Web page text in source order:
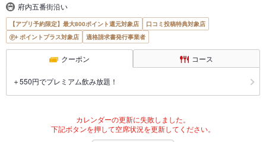
府内五番街沿い
【アプリ予約限定】最大800ポイント還元対象店
口コミ投稿特典対象店
ポイントプラス対象店
適格請求書発行事業者
クーポン コース
＋550円でプレミアム飲み放題！
カレンダーの更新に失敗しました。
下記ボタンを押して空席状況を更新してください。